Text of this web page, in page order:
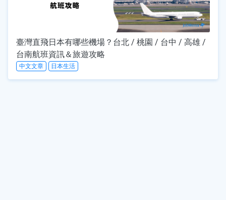
臺灣直飛日本有哪些機場？台北 / 桃園 / 台中 / 高雄 /
台南航班資訊＆旅遊攻略
中文文章 日本生活